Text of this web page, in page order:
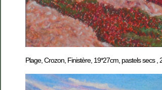
Plage, Crozon, Finistère, 19*27cm, pastels secs ,